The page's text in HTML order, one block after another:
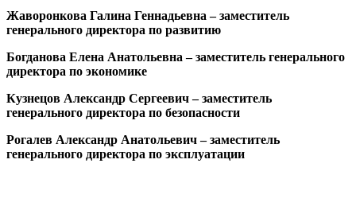
Жаворонкова Галина Геннадьевна–заместитель
генерального директора по развитию
Богданова Елена Анатольевна–заместитель генерального
директора по экономике
Кузнецов Александр Сергеевич–заместитель
генерального директора по безопасности
Рогалев Александр Анатольевич–заместитель
генерального директора по эксплуатации